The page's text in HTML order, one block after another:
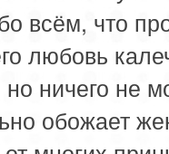
всём, что
любовь
ничего не
обожает